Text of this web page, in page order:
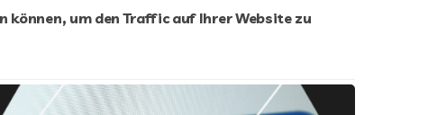
können, um den Traffic auf Ihrer Website zu